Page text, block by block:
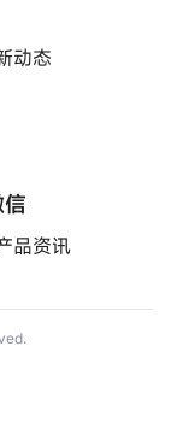
动态
品资讯